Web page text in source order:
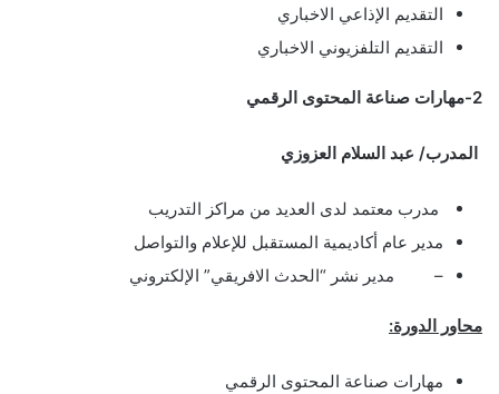
التقديم الإذاعي الاخباري
التقديم التلفزيوني الاخباري
2-مهارات صناعة المحتوى الرقمي
المدرب/ عبد السلام العزوزي
مدرب معتمد لدى العديد من مراكز التدريب
مدير عام أكاديمية المستقبل للإعلام والتواصل
– مدير نشر “الحدث الافريقي” الإلكتروني
محاور الدورة:
مهارات صناعة المحتوى الرقمي